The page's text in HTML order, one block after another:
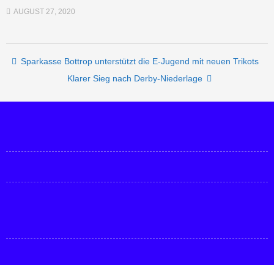
AUGUST 27, 2020
Post navigation
Sparkasse Bottrop unterstützt die E-Jugend mit neuen Trikots
Klarer Sieg nach Derby-Niederlage